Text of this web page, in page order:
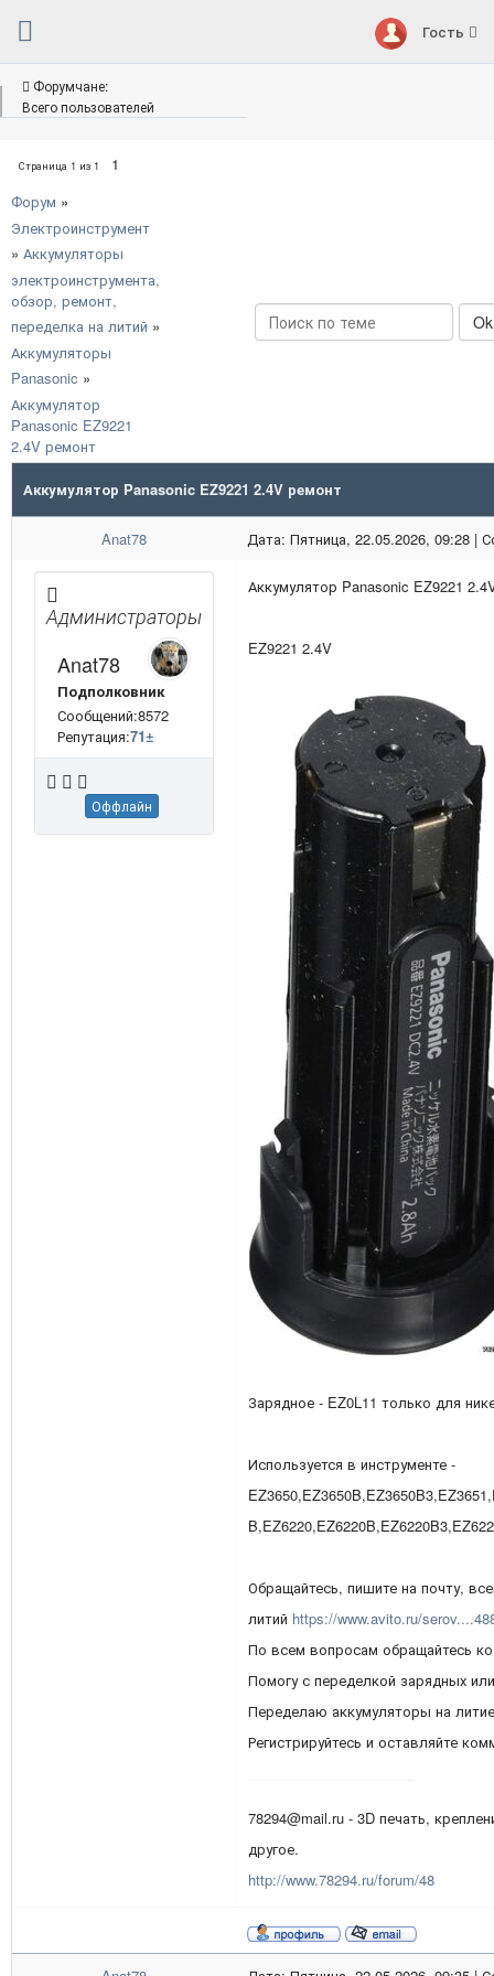
Гость
Форумчане:
Всего пользователей
Страница 1 из 1
1
Форум »
Электроинструмент
» Аккумуляторы
электроинструмента,
обзор, ремонт,
переделка на литий »
Аккумуляторы
Panasonic »
Аккумулятор
Panasonic EZ9221
2.4V ремонт
Аккумулятор Panasonic EZ9221 2.4V ремонт
Anat78 Дата: Пятница, 22.05.2026, 09:28 |
Администраторы
Anat78
Подполковник
Сообщений:8572
Репутация:71±
Оффлайн
Аккумулятор Panasonic EZ9221
EZ9221 2.4V
Зарядное - EZ0L11 только для
Используется в инструменте -
Обращайтесь, пишите на почту,
литий https://www.avito.ru/
По всем вопросам обращайтесь
Помогу с переделкой зарядных
Переделаю аккумуляторы на
Регистрируйтесь и оставляйте
78294@mail.ru - 3D печать,
другое.
http://www.78294.ru/forum/48